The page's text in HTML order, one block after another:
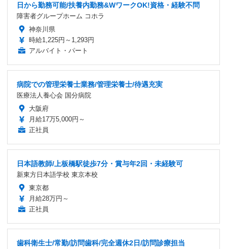
日から勤務可能/扶養内勤務&WワークOK!資格・経験不問
障害者グループホーム コホラ
神奈川県
時給1,225円～1,293円
アルバイト・パート
病院での管理栄養士業務/管理栄養士/待遇充実
医療法人養心会 国分病院
大阪府
月給17万5,000円～
正社員
日本語教師/上板橋駅徒歩7分・賞与年2回・未経験可
新東方日本語学校 東京本校
東京都
月給28万円～
正社員
歯科衛生士/常勤/訪問歯科/完全週休2日/訪問診療担当